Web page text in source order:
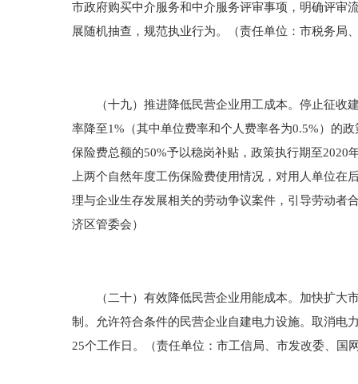
市政府购买中介服务和中介服务评审事项，明确评审
展随机抽查，规范执业行为。（责任单位：市税务局
（十九）推进降低民营企业用工成本。停止征收建
率降至1%（其中单位费率和个人费率各为0.5%）的
保险费总额的50%予以稳岗补贴，政策执行期至
上两个自然年度工伤保险费使用情况，对用人单位
理与企业生存发展相关的劳动争议案件，引导劳动者
济区管委会）
（二十）有效降低民营企业用能成本。加快扩大市
制。允许符合条件的民营企业自建电力设施。取消电
25个工作日。（责任单位：市工信局、市发改委、国